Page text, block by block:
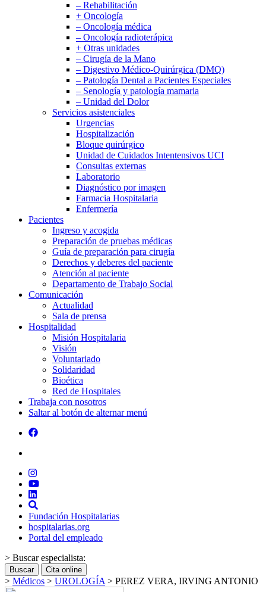
– Rehabilitación
+ Oncología
– Oncología médica
– Oncología radioterápica
+ Otras unidades
– Cirugía de la Mano
– Digestivo Médico-Quirúrgica (DMQ)
– Patología Dental a Pacientes Especiales
– Senología y patología mamaria
– Unidad del Dolor
Servicios asistenciales
Urgencias
Hospitalización
Bloque quirúrgico
Unidad de Cuidados Intentensivos UCI
Consultas externas
Laboratorio
Diagnóstico por imagen
Farmacia Hospitalaria
Enfermería
Pacientes
Ingreso y acogida
Preparación de pruebas médicas
Guía de preparación para cirugía
Derechos y deberes del paciente
Atención al paciente
Departamento de Trabajo Social
Comunicación
Actualidad
Sala de prensa
Hospitalidad
Misión Hospitalaria
Visión
Voluntariado
Solidaridad
Bioética
Red de Hospitales
Trabaja con nosotros
Saltar al botón de alternar menú
Fundación Hospitalarias
hospitalarias.org
Portal del empleado
> Buscar especialista:
Buscar Cita online
> Médicos > UROLOGÍA > PEREZ VERA, IRVING ANTONIO